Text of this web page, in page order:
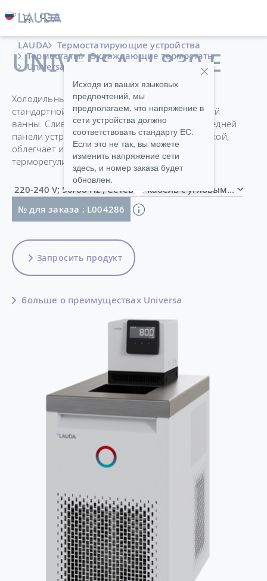
LAUDA
Термостатирующие устройства
Термостаты
Охлаждающие термостаты
Universa
UNIVERSA U 830 E
Холодильные термостаты Universa ECO в
стандартной комплектации оснащены крышкой
ванны. Сливной кран, расположенный на передней
панели устройства за вентиляционной решеткой,
облегчает и делает более безопасной замену
терморегулирующей жидкости.
220-240 V; 50/60 Hz , Сетевой кабель с угловым
№ для заказа : L004286
Исходя из ваших языковых
предпочтений, мы
предполагаем, что напряжение в
сети устройства должно
соответствовать стандарту ЕС.
Если это не так, вы можете
изменить напряжение сети
здесь, и номер заказа будет
обновлен.
Запросить продукт
больше о преимуществах Universa